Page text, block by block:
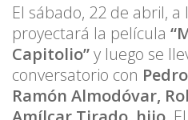
El sábado, 22 de abril, a
proyectará la película
Capitolio”y luego se
conversatorio con
Ramón Almodóvar,